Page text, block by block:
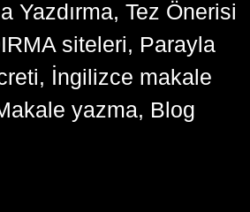
Yazdırma, Tez Önerisi
siteleri, Parayla
İngilizce makale
yazma, Blog